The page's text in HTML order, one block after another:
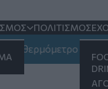
ΠΟΛΙΤΙΣΜΟΣ
θερμόμετρο - Πού